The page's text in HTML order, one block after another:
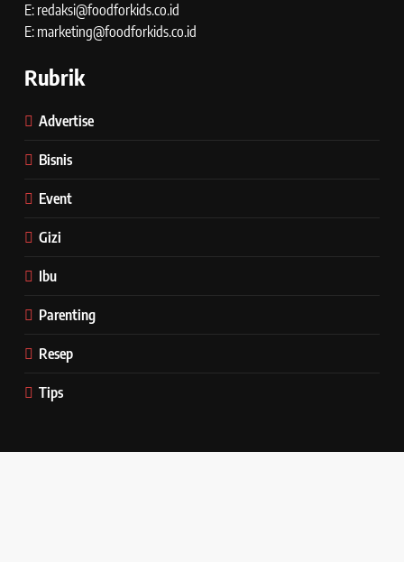
E: redaksi@foodforkids.co.id
E: marketing@foodforkids.co.id
Rubrik
Advertise
Bisnis
Event
Gizi
Ibu
Parenting
Resep
Tips